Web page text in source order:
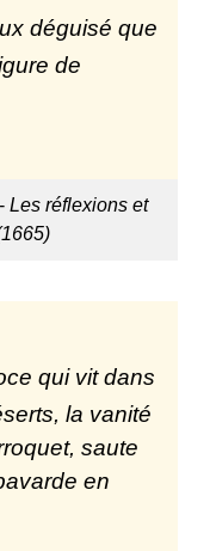
déguisé que
de
- Les réflexions et
qui vit dans
la vanité
saute
en